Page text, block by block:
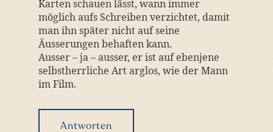
Karten schauen lässt, wann immer
möglich aufs Schreiben verzichtet, damit
man ihn später nicht auf seine
Äusserungen behaften kann.
Ausser – ja – ausser, er ist auf ebenjene
selbstherrliche Art arglos, wie der Mann
im Film.
Antworten